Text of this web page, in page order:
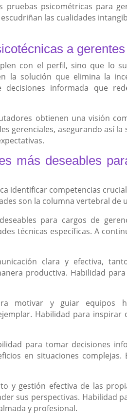
pruebas psicométricas para
las cualidades
a gerentes
con el perfil, sino que lo
la solución que elimina la
informada que
obtienen una visión
gerenciales, asegurando así la
más deseables
identificar competencias
son la columna vertebral de
para cargos de
técnicas específicas. A
clara y efectiva,
productiva. Habilidad
motivar y guiar equipos
Habilidad para inspirar
para tomar decisiones
en situaciones
y gestión efectiva de las
sus perspectivas. Habilidad
y profesional.